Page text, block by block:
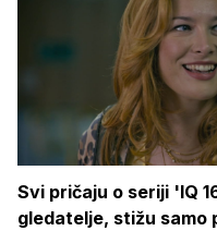
Svi pričaju o seriji 'IQ
gledatelje, stižu samo